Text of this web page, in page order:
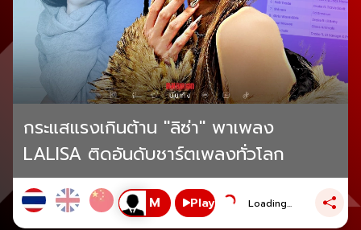
กระแสแรงเกินต้าน "ลิซ่า" พาเพลง
LALISA ติดอันดับชาร์ตเพลงทั่วโลก
Play Loading...